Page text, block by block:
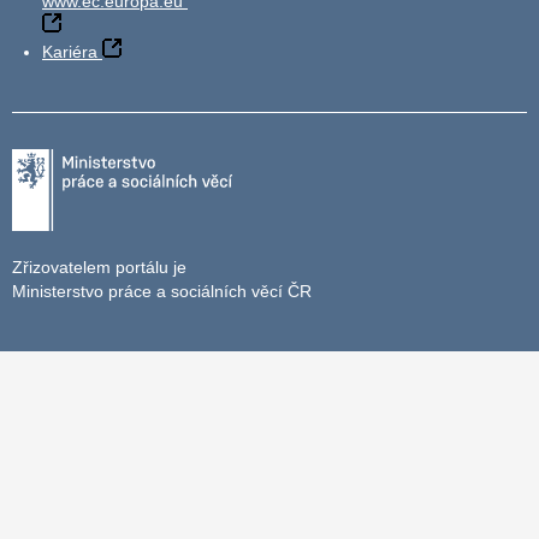
Kariéra
Zřizovatelem portálu je
Ministerstvo práce a sociálních věcí ČR